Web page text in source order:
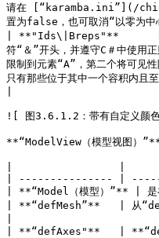
请在 [“karamba.ini”](/
置为false，也可
| **"Ids\|Breps"**      | 该端口
符“＆”开头，并遵守C＃中使用
限制到元素“A”，第二个将可见
只有那些位于其中一个容积内且
![ 图3.6.1.2：带有自定义颜
**“ModelView（模型视图）
| --------------- |
| **“Model（模型
| **“defMesh”**   | 从
| **“defAxes"**   |